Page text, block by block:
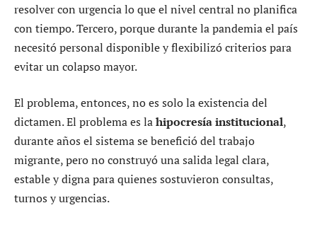
resolver con urgencia lo que el nivel central no planifica
con tiempo. Tercero, porque durante la pandemia el país
necesitó personal disponible y flexibilizó criterios para
evitar un colapso mayor.
El problema, entonces, no es solo la existencia del
dictamen. El problema es lahipocresía institucional,
durante años el sistema se benefició del trabajo
migrante, pero no construyó una salida legal clara,
estable y digna para quienes sostuvieron consultas,
turnos y urgencias.